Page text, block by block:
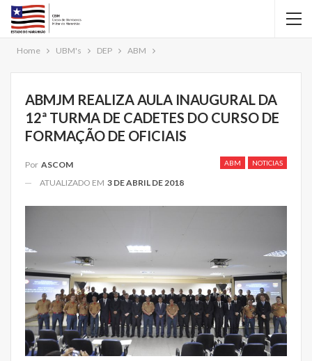
Home UBM's DEP ABM
ABMJM REALIZA AULA INAUGURAL DA
12ª TURMA DE CADETES DO CURSO DE
FORMAÇÃO DE OFICIAIS
ABM NOTICIAS
Por ASCOM
ATUALIZADO EM 3 DE ABRIL DE 2018